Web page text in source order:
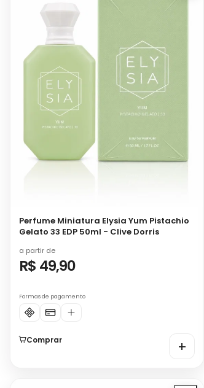
Perfume Miniatura Elysia Yum Pistachio
Gelato 33 EDP 50ml - Clive Dorris
a partir de
R$ 49,90
Formas de pagamento
Comprar +